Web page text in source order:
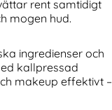
rent samtidigt
mogen hud.
ingredienser och
kallpressad
makeup effektivt –